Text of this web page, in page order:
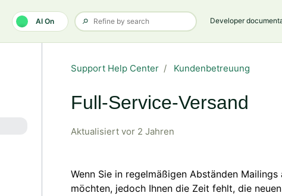
AI On Developer
Support Help Center Kundenbetreuung
Full-Service-Versand
Aktualisiert vor 2 Jahren
Wenn Sie in regelmäßigen Abständen Mailings
möchten, jedoch Ihnen die Zeit fehlt, die